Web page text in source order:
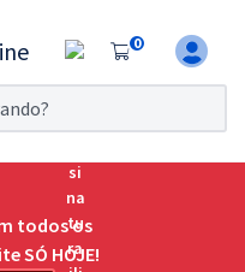
0
da
todos os
SÓ HOJE!